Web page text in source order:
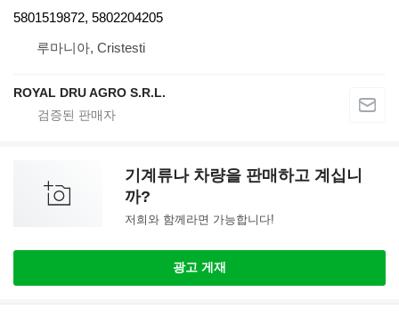
5801519872, 5802204205
루마니아, Cristesti
ROYAL DRU AGRO S.R.L.
기계류나 차량을 판매하고 계십니
까?
저희와 함께라면 가능합니다!
광고 게재